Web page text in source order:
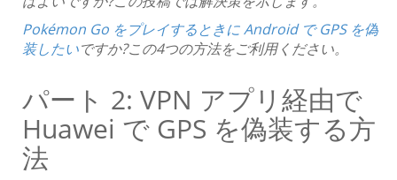
Pokémon Go をプレイするときに Android で GPS を偽
装したいですか?この4つの方法をご利用ください。
パート 2: VPN アプリ経由で
Huawei で GPS を偽装する方
法